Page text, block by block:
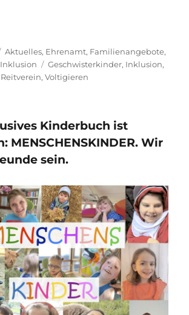
Kategorien
Aktuelles, Ehrenamt, Familienangebote,
Inklusion Schlagwörter
Geschwisterkinder, Inklusion,
Reitverein,Voltigieren
Kinderbuch ist
MENSCHENSKINDER. Wir
sein.